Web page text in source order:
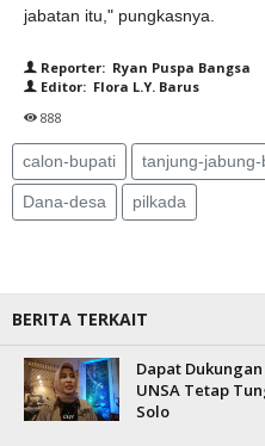
jabatan itu," pungkasnya.
Reporter: Ryan Puspa Bangsa
Editor: Flora L.Y. Barus
888
calon-bupati tanjung-
Dana-desa pilkada
BERITA TERKAIT
Dapat
UNSA Tetap
Solo